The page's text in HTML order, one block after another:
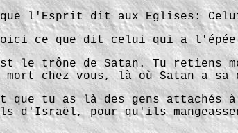
l'Esprit dit aux Eglises:
ce que dit celui qui a l'épée
le trône de Satan. Tu retiens
chez vous, là où Satan a sa
tu as là des gens attachés
d'Israël, pour qu'ils